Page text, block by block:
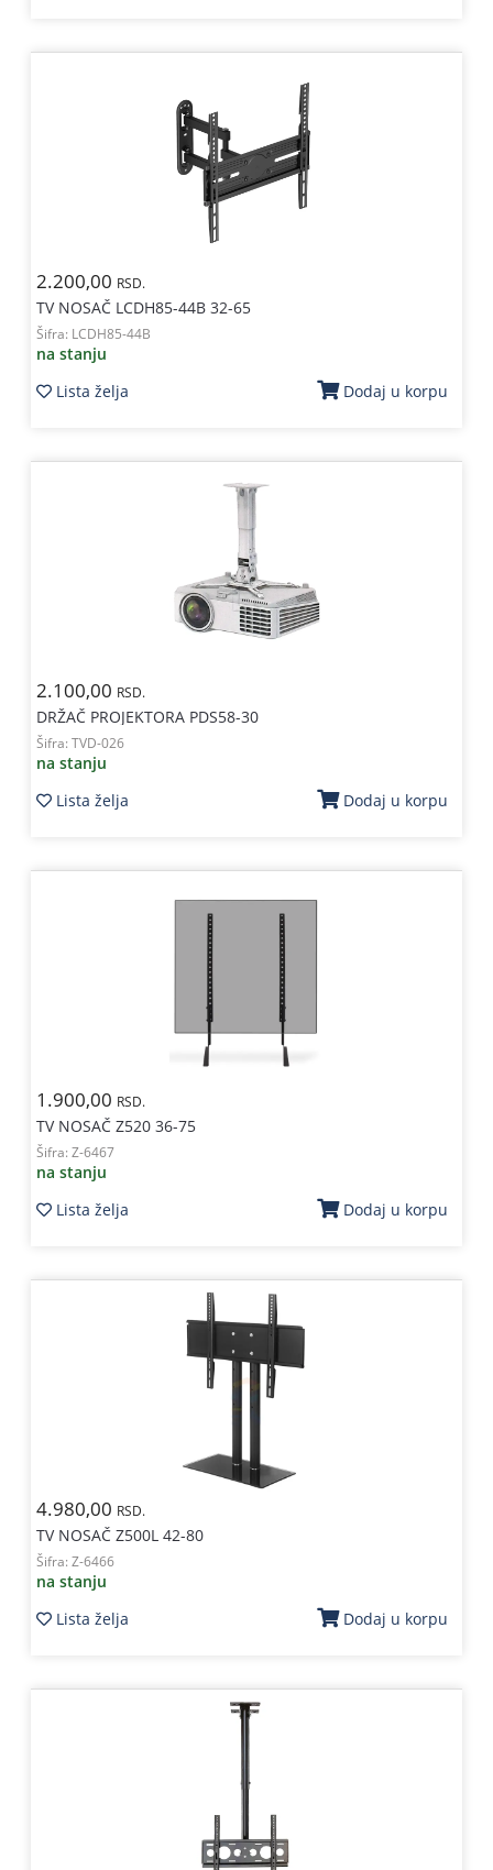
2.200,00 RSD.
TV NOSAČ LCDH85-44B 32-65
Šifra: LCDH85-44B
na stanju
Lista želja
Dodaj u korpu
2.100,00 RSD.
DRŽAČ PROJEKTORA PDS58-30
Šifra: TVD-026
na stanju
Lista želja
Dodaj u korpu
1.900,00 RSD.
TV NOSAČ Z520 36-75
Šifra: Z-6467
na stanju
Lista želja
Dodaj u korpu
4.980,00 RSD.
TV NOSAČ Z500L 42-80
Šifra: Z-6466
na stanju
Lista želja
Dodaj u korpu